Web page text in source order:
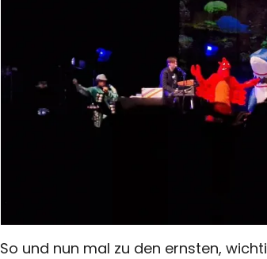
So und nun mal zu den ernsten,